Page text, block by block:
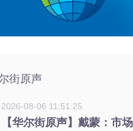
街原声
2026-08-06 11:51:25
【华尔街原声】戴蒙：市